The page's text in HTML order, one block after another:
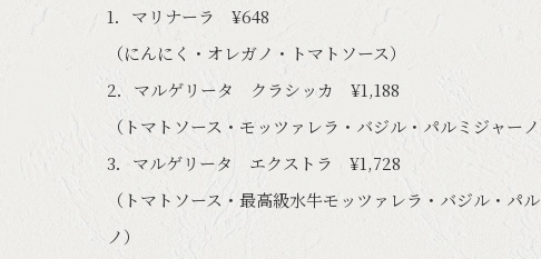
1．マリナーラ ¥648
（にんにく・オレガノ・トマトソース）
2．マルゲリータ クラシッカ ¥1,188
（トマトソース・モッツァレラ・バジル・パルミジャーノ
3．マルゲリータ エクストラ ¥1,728
（トマトソース・最高級水牛モッツァレラ・バジル・パ
ノ）